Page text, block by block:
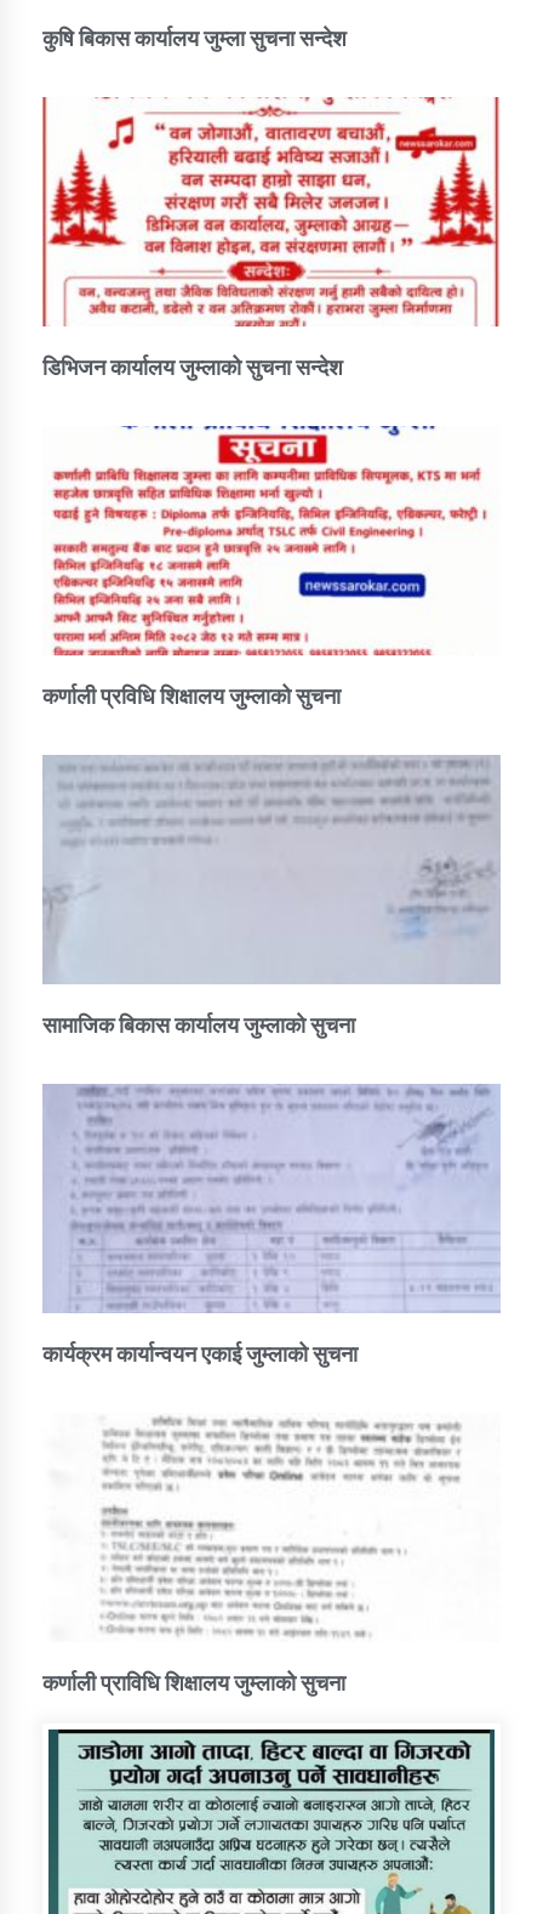
कुषि बिकास कार्यालय जुम्ला सुचना सन्देश
डिभिजन कार्यालय जुम्लाको सुचना सन्देश
कर्णाली प्रविधि शिक्षालय जुम्लाको सुचना
सामाजिक बिकास कार्यालय जुम्लाकाे सुचना
कार्यक्रम कार्यान्वयन एकाई जुम्लाको सुचना
कर्णाली प्राविधि शिक्षालय जुम्लाको सुचना